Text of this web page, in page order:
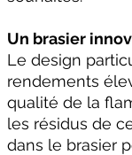
Un brasier
Le design
rendements
qualité de la
les résidus de
dans le brasier